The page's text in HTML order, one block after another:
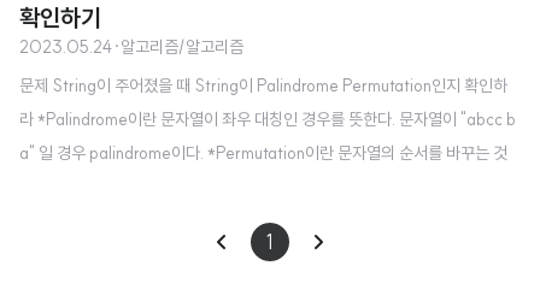
확인하기
2023.05.24·알고리즘/알고리즘
문제 String이 주어졌을 때 String이 Palindrome Permutation인지 확인하
라 *Palindrome이란 문자열이 좌우 대칭인 경우를 뜻한다. 문자열이 "abcc b
a" 일 경우 palindrome이다. *Permutation이란 문자열의 순서를 바꾸는 것
mutation은 문자열의 순서를 바꿨을 때 문자가 좌우 대칭(Palindrome)인지
확인하는 것이다. 예를 들어 "aabb cc"일 경우 이 문자열의 순서를 "abccb
1